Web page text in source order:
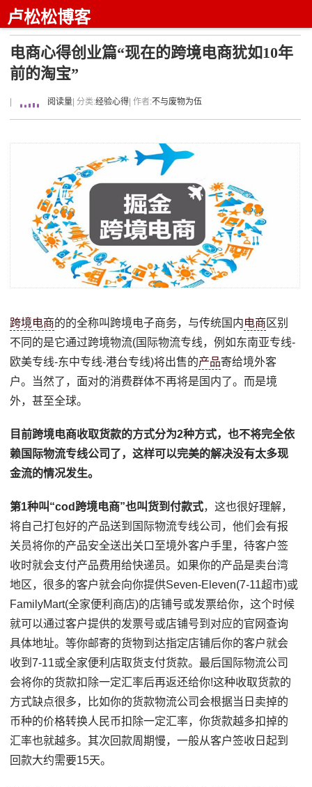
卢松松博客
电商心得创业篇“现在的跨境电商犹如10年
前的淘宝”
阅读量 | 分类:经验心得 | 作者:不与废物为伍
跨境电商的的全称叫跨境电子商务，与传统国内电商 区别
不同的是它通过跨境物流(国际物流专线，例如东南亚专线-
欧美专线-东中专线-港台专线)将出售的产品寄给境外客
户。当然了，面对的消费群体不再将是国内了。而是境
外，甚至全球。
目前跨境电商收取货款的方式分为2种方式，也不将完全依
赖国际物流专线公司了，这样可以完美的解决没有太多现
金流的情况发生。
第1种叫“cod跨境电商”也叫货到付款式，这也很好理解，
将自己打包好的产品送到国际物流专线公司，他们会有报
关员将你的产品安全送出关口至境外客户手里，待客户签
收时就会支付产品费用给快递员。如果你的产品是卖台湾
地区，很多的客户就会向你提供Seven-Eleven(7-11超市)或
FamilyMart(全家便利商店)的店铺号或发票给你，这个时候
就可以通过客户提供的发票号或店铺号到对应的官网查询
具体地址。等你邮寄的货物到达指定店铺后你的客户就会
收到7-11或全家便利店取货支付货款。最后国际物流公司
会将你的货款扣除一定汇率后再返还给你!这种收取货款的
方式缺点很多，比如你的货款物流公司会根据当日卖掉的
币种的价格转换人民币扣除一定汇率，你货款越多扣掉的
汇率也就越多。其次回款周期慢，一般从客户签收日起到
回款大约需要15天。